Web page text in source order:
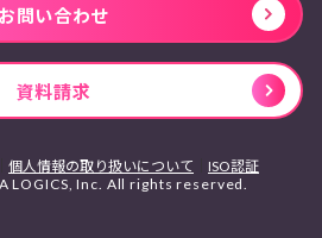
お問い合わせ
資料請求
LOGICS, Inc. All rights reserved.
個人情報の取り扱いについて ISO認証